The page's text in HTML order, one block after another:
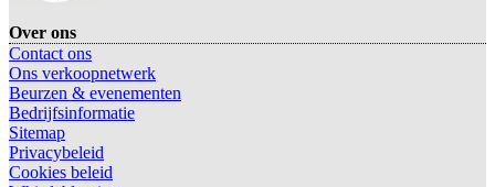
Over ons
Contact ons
Ons verkoopnetwerk
Beurzen & evenementen
Bedrijfsinformatie
Sitemap
Privacybeleid
Cookies beleid